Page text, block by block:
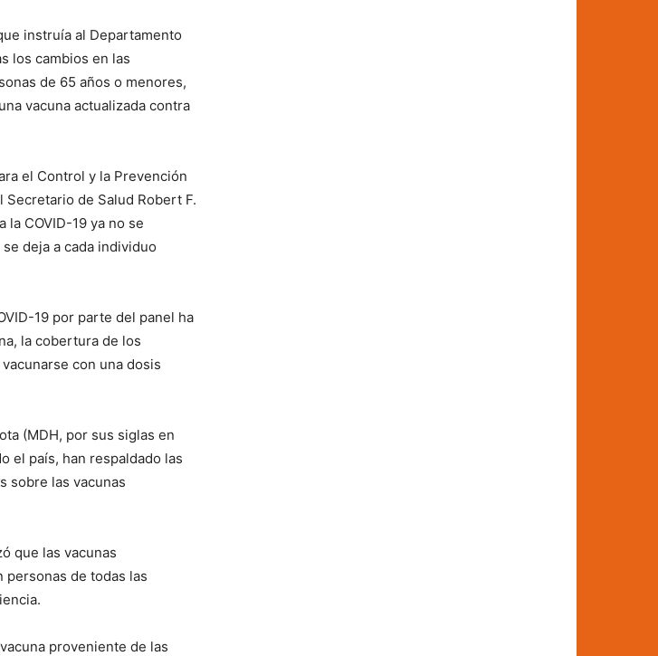
instruía al Departamento
los cambios en las
de 65 años o menores,
vacuna actualizada contra
el Control y la Prevención
de Salud Robert F.
COVID-19 ya no se
deja a cada individuo
19 por parte del panel ha
la cobertura de los
con una dosis
(MDH, por sus siglas en
el país, han respaldado las
sobre las vacunas
que las vacunas
personas de todas las
proveniente de las